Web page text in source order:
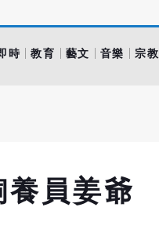
時 教育 藝文 音樂 宗教
養員姜爺